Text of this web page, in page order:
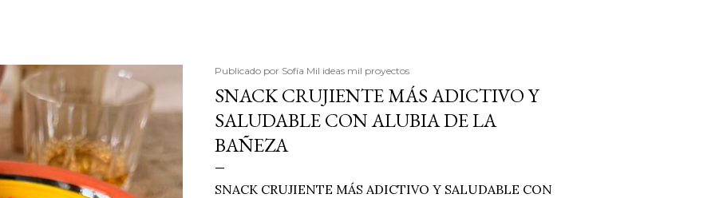
Publicado por Sofía Mil ideas mil proyectos
SNACK CRUJIENTE MÁS ADICTIVO Y
SALUDABLE CON ALUBIA DE LA
BAÑEZA
SNACK CRUJIENTE MÁS ADICTIVO Y SALUDABLE CON